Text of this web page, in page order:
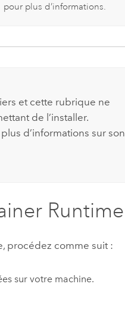
pour plus d’informations.
et cette rubrique ne
de l’installer.
d’informations sur son
Runtime
procédez comme suit :
sur votre machine.